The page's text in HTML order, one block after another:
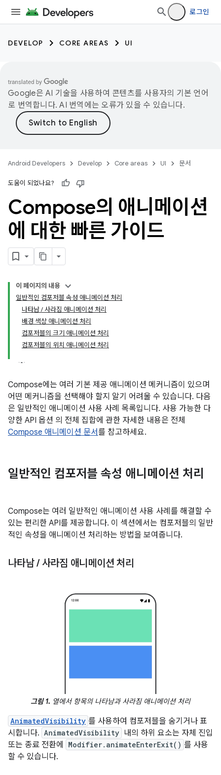
로그인
DEVELOP CORE AREAS UI
Google은 AI 기술을 사용하여 콘텐츠를 사용자의 기본 언어
로 번역합니다. AI 번역에는 오류가 있을 수 있습니다.
Android Developers Develop Core areas UI 문서
도움이 되었나요?
Compose의 애니메이션
에 대한 빠른 가이드
이 페이지의 내용
일반적인 컴포저블 속성 애니메이션 처리
나타남 / 사라짐 애니메이션 처리
배경 색상 애니메이션 처리
컴포저블의 크기 애니메이션 처리
컴포저블의 위치 애니메이션 처리
Compose에는 여러 기본 제공 애니메이션 메커니즘이 있으며
어떤 메커니즘을 선택해야 할지 알기 어려울 수 있습니다. 다음
은 일반적인 애니메이션 사용 사례 목록입니다. 사용 가능한 다
양한 API 옵션 의 전체 집합에 관한 자세한 내용은 전체
Compose 애니메이션 문서를 참고하세요.
일반적인 컴포저블 속성 애니메이션 처리
Compose는 여러 일반적인 애니메이션 사용 사례를 해결할 수
있는 편리한 API를 제공합니다. 이 섹션에서는 컴포저블의 일반
적인 속성을 애니메이션 처리하는 방법을 보여줍니다.
나타남/사라짐 애니메이션 처리
그림 1. 열에서 항목의 나타남과 사라짐 애니메이션 처리
AnimatedVisibility 를 사용하여 컴포저블을 숨기거나 표
시합니다. AnimatedVisibility 내의 하위 요소는 자체 진입
또는 종료 전환에
Modifier.animateEnterExit() 를 사용
할 수 있습니다.